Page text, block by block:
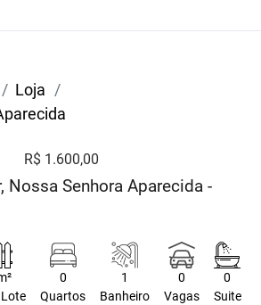
Loja
R$ 1.600,00
Nossa Senhora Aparecida -
0
Quartos
1
Banheiro
0
Vagas
0
Suite